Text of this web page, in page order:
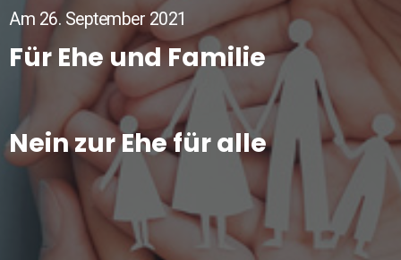
Am 26. September 2021
Für Ehe und Familie
Nein zur Ehe für alle